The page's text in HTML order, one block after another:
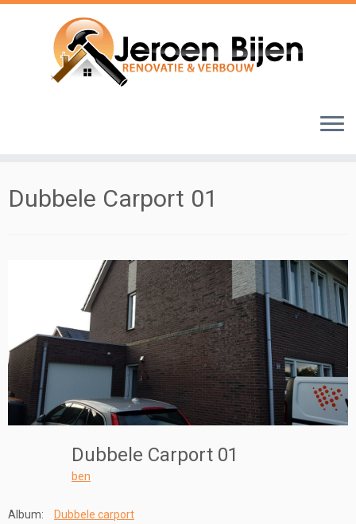
Ga
Dubbele Carport 01
Dubbele Carport 01
ben
Album: Dubbele carport